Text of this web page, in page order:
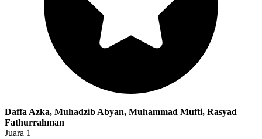
Daffa Azka, Muhadzib Abyan, Muhammad Mufti, Rasyad
Fathurrahman
Juara 1